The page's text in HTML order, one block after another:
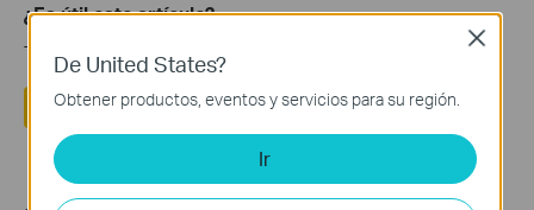
¿Es útil este artículo?
Tus comentarios nos ayudan a mejorar esta web.
Sí No
De United States?
Obtener productos, eventos y servicios para su región.
Ir
Close